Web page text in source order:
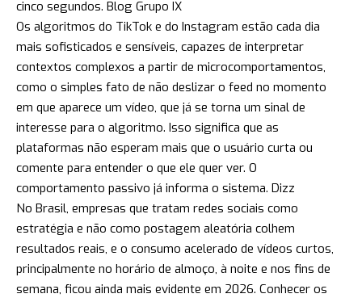
cinco segundos. Blog Grupo IX
Os algoritmos do TikTok e do Instagram estão cada dia
mais sofisticados e sensíveis, capazes de interpretar
contextos complexos a partir de microcomportamentos,
como o simples fato de não deslizar o feed no momento
em que aparece um vídeo, que já se torna um sinal de
interesse para o algoritmo. Isso significa que as
plataformas não esperam mais que o usuário curta ou
comente para entender o que ele quer ver. O
comportamento passivo já informa o sistema. Dizz
No Brasil, empresas que tratam redes sociais como
estratégia e não como postagem aleatória colhem
resultados reais, e o consumo acelerado de vídeos curtos,
principalmente no horário de almoço, à noite e nos fins de
semana, ficou ainda mais evidente em 2026. Conhecer os